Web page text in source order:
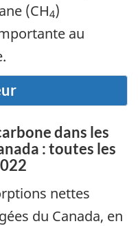
(CH4)
au
dans les
: toutes les
nettes
du Canada, en